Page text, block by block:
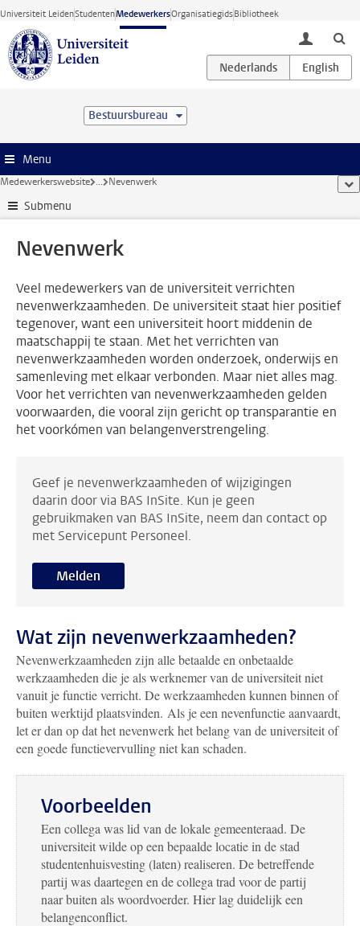
Ga direct naar de inhoud
Universiteit LeidenStudentenMedewerkersOrganisatiegidsBibliotheek
toggle
Bestuursbureau
Menu
Medewerkerswebsite ... Nevenwerk
Submenu
Nevenwerk
Veel medewerkers van de universiteit verrichten
nevenwerkzaamheden. De universiteit staat hier positief
tegenover, want een universiteit hoort middenin de
maatschappij te staan. Met het verrichten van
nevenwerkzaamheden worden onderzoek, onderwijs en
samenleving met elkaar verbonden. Maar niet alles mag.
Voor het verrichten van nevenwerkzaamheden gelden
voorwaarden, die vooral zijn gericht op transparantie en
het voorkómen van belangenverstrengeling.
Geef je nevenwerkzaamheden of wijzigingen
daarin door via BAS InSite. Kun je geen
gebruikmaken van BAS InSite, neem dan contact op
met Servicepunt Personeel.
Melden
Wat zijn nevenwerkzaamheden?
Nevenwerkzaamheden zijn alle betaalde en onbetaalde
werkzaamheden die je als werknemer van de universiteit niet
vanuit je functie verricht. De werkzaamheden kunnen binnen of
buiten werktijd plaatsvinden. Als je een nevenfunctie aanvaardt,
let er dan op dat het nevenwerk het belang van de universiteit of
een goede functievervulling niet kan schaden.
Voorbeelden
Een collega was lid van de lokale gemeenteraad. De
universiteit wilde op een bepaalde locatie in de stad
studentenhuisvesting (laten) realiseren. De betreffende
partij was daartegen en de collega trad voor de partij
naar buiten als woordvoerder. Hier lag duidelijk een
belangenconflict.